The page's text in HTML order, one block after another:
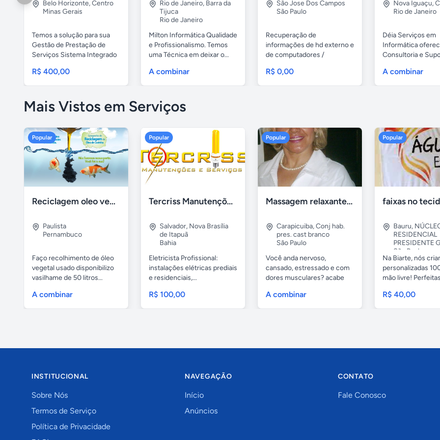
Belo Horizonte,Centro
Minas Gerais
Temos a solução para sua
Gestão de Prestação de
Serviços Sistema Integrado
R$ 400,00
Rio de Janeiro, Barra da
Tijuca
Rio de Janeiro
Milton Informática Qualidade
e Profissionalismo. Temos
uma Técnica em deixar o...
A combinar
São Jose Dos Campos
São Paulo
Recuperação de
informações de hd externo e
de computadores /
R$ 0,00
Nova Iguaçu,
Rio de Janeiro
Déia Serviços em
Informática
Consultoria e
A combinar
Mais Vistos em Serviços
Popular
Reciclagem oleo vegetal
Paulista
Pernambuco
Faço recolhimento de óleo
vegetal usado disponibilizo
vasilhame de 50 litros...
A combinar
Popular
Tercriss Manutenções e Serviços
Salvador, Nova Brasília
de Itapuã
Bahia
Eletricista Profissional:
instalações elétricas prediais
e residenciais,...
R$ 100,00
Popular
Massagem relaxante- terapeutica e depilação
Carapicuiba,Conj hab.
pres. cast branco
São Paulo
Você anda nervoso,
cansado, estressado e com
dores musculares? acabe
A combinar
Popular
Bauru,
RESIDENCIAL
PRESIDENTE
São Paulo
Na Biarte, nós
personalizadas
mão livre!
R$ 40,00
INSTITUCIONAL
Sobre Nós
Termos de Serviço
Política de Privacidade
NAVEGAÇÃO
Início
Anúncios
CONTATO
Fale Conosco